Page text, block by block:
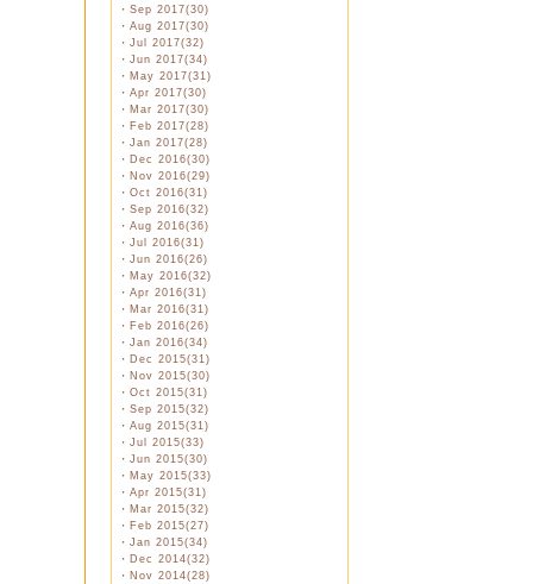
・ Sep 2017(30)
・ Aug 2017(30)
・ Jul 2017(32)
・ Jun 2017(34)
・ May 2017(31)
・ Apr 2017(30)
・ Mar 2017(30)
・ Feb 2017(28)
・ Jan 2017(28)
・ Dec 2016(30)
・ Nov 2016(29)
・ Oct 2016(31)
・ Sep 2016(32)
・ Aug 2016(36)
・ Jul 2016(31)
・ Jun 2016(26)
・ May 2016(32)
・ Apr 2016(31)
・ Mar 2016(31)
・ Feb 2016(26)
・ Jan 2016(34)
・ Dec 2015(31)
・ Nov 2015(30)
・ Oct 2015(31)
・ Sep 2015(32)
・ Aug 2015(31)
・ Jul 2015(33)
・ Jun 2015(30)
・ May 2015(33)
・ Apr 2015(31)
・ Mar 2015(32)
・ Feb 2015(27)
・ Jan 2015(34)
・ Dec 2014(32)
・ Nov 2014(28)